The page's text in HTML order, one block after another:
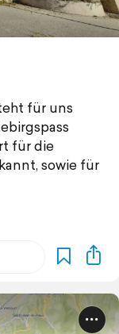
für uns
für die
sowie für